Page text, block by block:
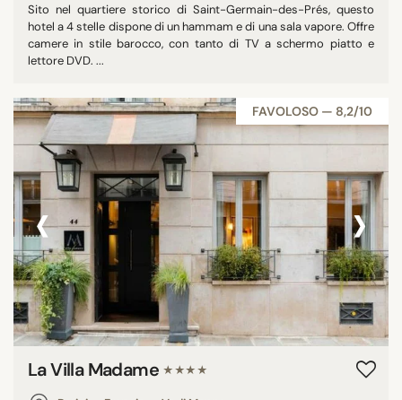
Sito nel quartiere storico di Saint-Germain-des-Prés, questo
hotel a 4 stelle dispone di un hammam e di una sala vapore. Offre
camere in stile barocco, con tanto di TV a schermo piatto e
lettore DVD. ...
FAVOLOSO — 8,2/10
‹ ›
La Villa Madame ★★★★